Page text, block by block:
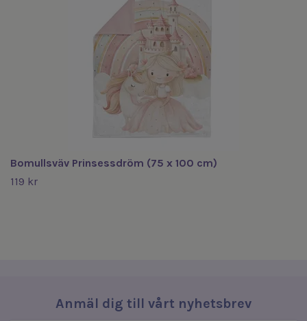
Bomullsväv Prinsessdröm (75 x 100 cm)
119 kr
Anmäl dig till vårt nyhetsbrev